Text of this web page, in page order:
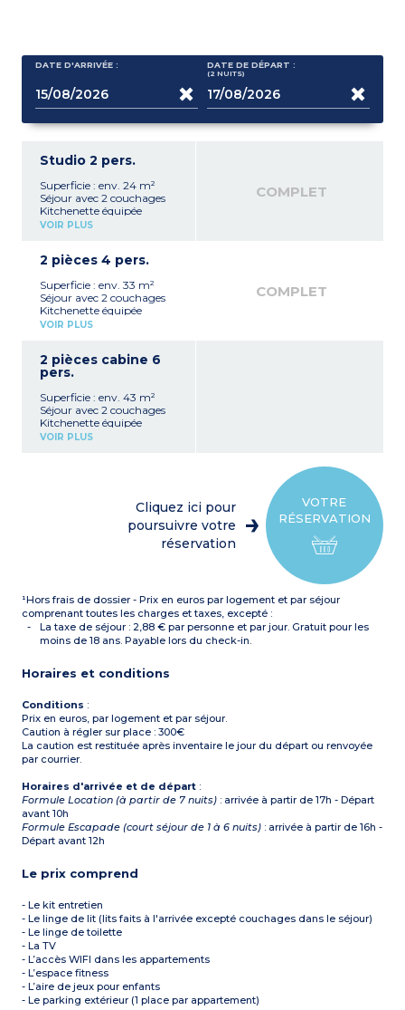
DATE D'ARRIVÉE : DATE DE DÉPART :
(2 NUITS)
Studio 2 pers.
Superficie : env. 24 m²
Séjour avec 2 couchages
Kitchenette équipée
(réfrigérateur, plaque
Salle de bain avec WC
VOIR PLUS
COMPLET
2 pièces 4 pers.
Superficie : env. 33 m²
Séjour avec 2 couchages
Kitchenette équipée
(réfrigérateur, plaque
mixte)
Chambre avec 2
Salle de bain avec WC
Terrasse
VOIR PLUS
COMPLET
2 pièces cabine 6
pers.
Superficie : env. 43 m²
Séjour avec 2 couchages
Kitchenette équipée
(réfrigérateur, plaque
VOIR PLUS
VOTRE
RÉSERVATION
Cliquez ici pour
poursuivre votre
réservation
¹Hors frais de dossier - Prix en euros par logement et par séjour
comprenant toutes les charges et taxes, excepté :
La taxe de séjour : 2,88 € par personne et par jour. Gratuit pour les
moins de 18 ans. Payable lors du check-in.
Horaires et conditions
Conditions :
Prix en euros, par logement et par séjour.
Caution à régler sur place : 300€
La caution est restituée après inventaire le jour du départ ou renvoyée
par courrier.
Horaires d'arrivée et de départ :
Formule Location (à partir de 7 nuits) : arrivée à partir de 17h - Départ
avant 10h
Formule Escapade (court séjour de 1 à 6 nuits) : arrivée à partir de 16h -
Départ avant 12h
Le prix comprend
- Le kit entretien
- Le linge de lit (lits faits à l'arrivée excepté couchages dans le séjour)
- Le linge de toilette
- La TV
- L’accès WIFI dans les appartements
- L’espace fitness
- L’aire de jeux pour enfants
- Le parking extérieur (1 place par appartement)